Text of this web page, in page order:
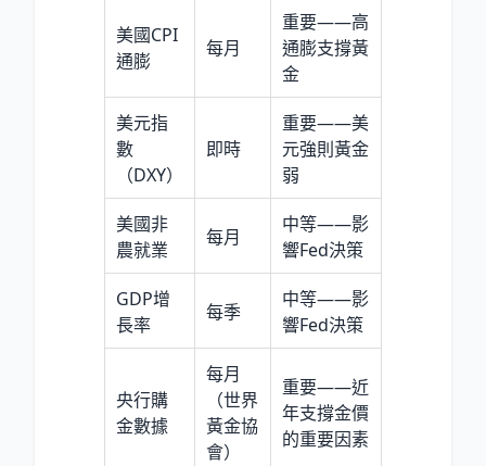
美國CPI
通膨
每月
重要——高
通膨支撐黃
金
美元指
數
（DXY）
即時
重要——美
元強則黃金
弱
美國非
農就業
每月
中等——影
響Fed決策
GDP增
長率
每季
中等——影
響Fed決策
央行購
金數據
每月
（世界
黃金協
會）
重要——近
年支撐金價
的重要因素